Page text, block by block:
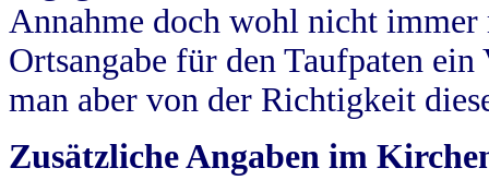
Annahme doch wohl nicht
Ortsangabe für den Taufpaten
man aber von der Richtigkeit
Zusätzliche Angaben im